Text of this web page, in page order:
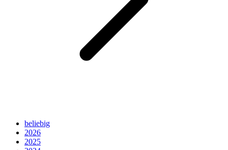
beliebig
2026
2025